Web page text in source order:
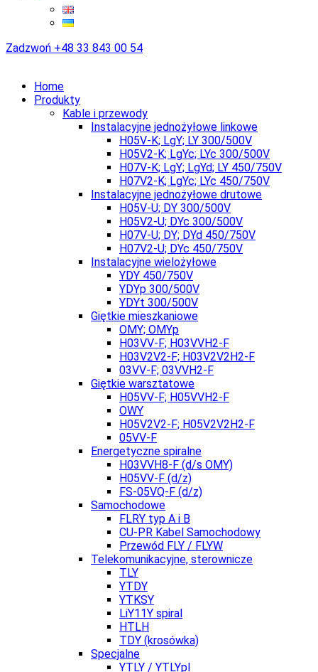
Zadzwoń +48 33 843 00 54
Home
Produkty
Kable i przewody
Instalacyjne jednożyłowe linkowe
H05V-K; LgY; LY 300/500V
H05V2-K; LgYc; LYc 300/500V
H07V-K; LgY; LgYd; LY 450/750V
H07V2-K; LgYc; LYc 450/750V
Instalacyjne jednożyłowe drutowe
H05V-U; DY 300/500V
H05V2-U; DYc 300/500V
H07V-U; DY; DYd 450/750V
H07V2-U; DYc 450/750V
Instalacyjne wielożyłowe
YDY 450/750V
YDYp 300/500V
YDYt 300/500V
Giętkie mieszkaniowe
OMY; OMYp
H03VV-F; H03VVH2-F
H03V2V2-F; H03V2V2H2-F
03VV-F; 03VVH2-F
Giętkie warsztatowe
H05VV-F; H05VVH2-F
OWY
H05V2V2-F; H05V2V2H2-F
05VV-F
Energetyczne spiralne
H03VVH8-F (d/s OMY)
H05VV-F (d/z)
FS-05VQ-F (d/z)
Samochodowe
FLRY typ A i B
CU-PR Kabel Samochodowy
Przewód FLY / FLYW
Telekomunikacyjne, sterownicze
TLY
YTDY
YTKSY
LiY11Y spiral
HTLH
TDY (krosówka)
Specjalne
YTLY / YTLYpl